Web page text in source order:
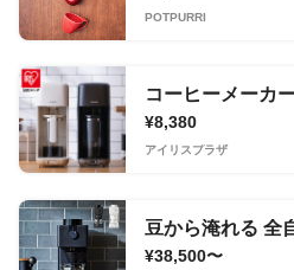
POTPURRI
¥8,380
アイリスプラザ
¥38,500〜